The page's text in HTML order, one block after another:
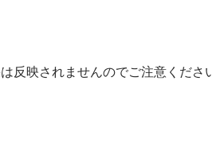
反映されませんのでご注意くださ